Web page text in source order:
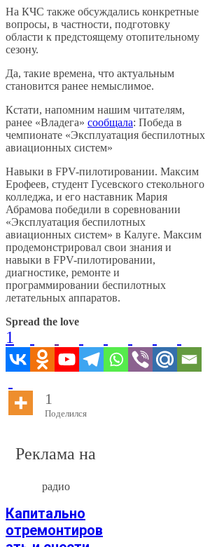
На КЧС также обсуждались конкретные
вопросы, в частности, подготовку
области к предстоящему отопительному
сезону.
Да, такие времена, что актуальным
становится ранее немыслимое.
Кстати, напомним нашим читателям,
ранее «Владега» сообщала: Победа в
чемпионате «Эксплуатация беспилотных
авиационных систем»
Навыки в FPV-пилотировании. Максим
Ерофеев, студент Гусевского стекольного
колледжа, и его наставник Мария
Абрамова победили в соревновании
«Эксплуатация беспилотных
авиационных систем» в Калуге. Максим
продемонстрировал свои знания и
навыки в FPV-пилотировании,
диагностике, ремонте и
программировании беспилотных
летательных аппаратов.
Spread the love
1
1
Поделился
Реклама на
радио
Капитально
отремонтиров